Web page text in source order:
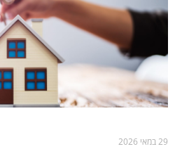
29 במאי 2026